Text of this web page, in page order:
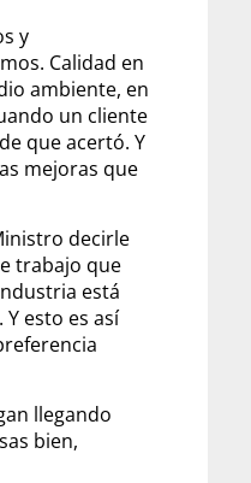
y
Calidad en
ambiente, en
un cliente
que acertó. Y
mejoras que
decirle
trabajo que
está
esto es así
llegando
bien,